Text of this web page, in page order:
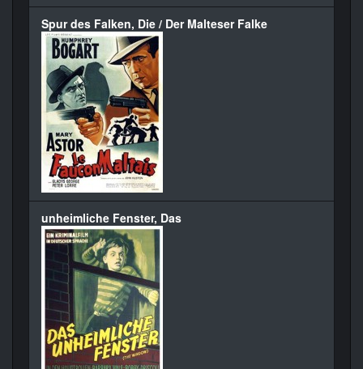
Spur des Falken, Die / Der Malteser Falke
unheimliche Fenster, Das